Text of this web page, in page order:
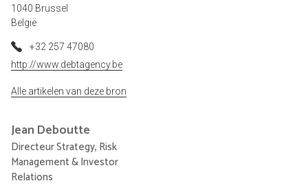
1040 Brussel
België
+32 257 47080
http://www.debtagency.be
Alle artikelen van deze bron
Jean Deboutte
Directeur Strategy, Risk
Management & Investor
Relations